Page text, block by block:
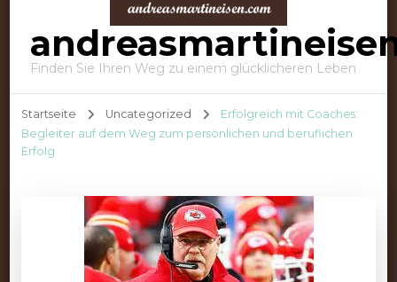
Finden Sie Ihren Weg zu einem glücklicheren Leben
Startseite Uncategorized
Erfolgreich mit Coaches:
Begleiter auf dem Weg zum persönlichen und beruflichen
Erfolg